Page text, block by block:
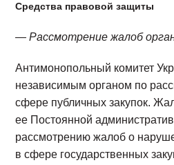
Средства правовой защиты
— Рассмотрение жалоб
Антимонопольный комитет
независимым органом по
сфере публичных закупок.
ее Постоянной
рассмотрению жалоб о
в сфере государственных